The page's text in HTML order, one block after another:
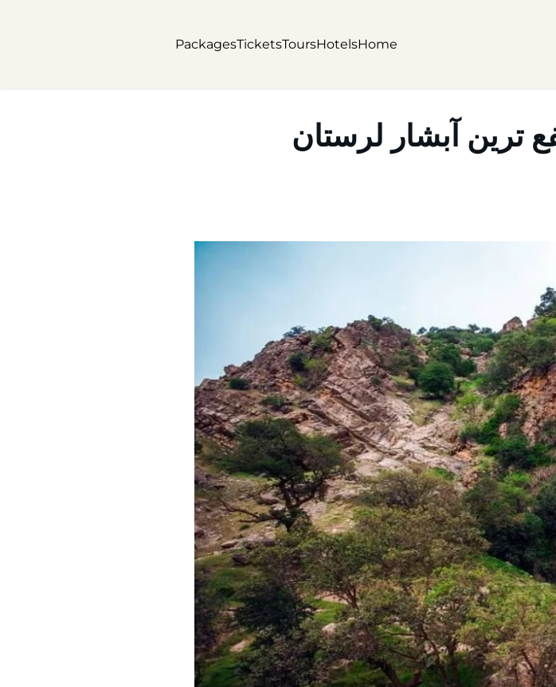
Home
Hotels
Tours
Tickets
Packages
ترین آبشار لرستان